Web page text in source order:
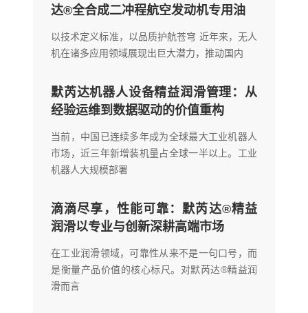
达®全合成二冲程航空发动机专用油
以技术定义标准，以品质护航苍穹 近年来，无人
机在诸多应用领域展现出巨大潜力，推动国内
默芮达机器人设备精益润滑管理：从
经验运维到数据驱动的价值重构
当前，中国已连续多年成为全球最大工业机器人
市场，近三年新增装机量占全球一半以上。工业
机器人大规模部署
滴滴尽享，性能可靠：默芮达®精益
润滑以专业与创新深耕高端市场
在工业润滑领域，可靠性从来不是一句口号，而
是衡量产品价值的核心标尺。对默芮达®精益润
滑而言